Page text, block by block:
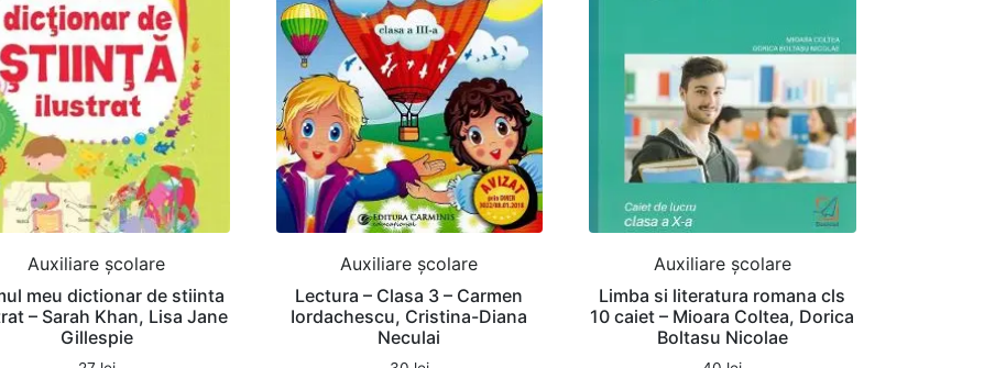
Auxiliare şcolare
meu dictionar de stiinta
– Sarah Khan, Lisa Jane
Gillespie
Auxiliare şcolare
Lectura – Clasa 3 – Carmen
Iordachescu, Cristina-Diana
Neculai
Auxiliare şcolare
Limba si literatura romana cls
10 caiet – Mioara Coltea, Dorica
Boltasu Nicolae